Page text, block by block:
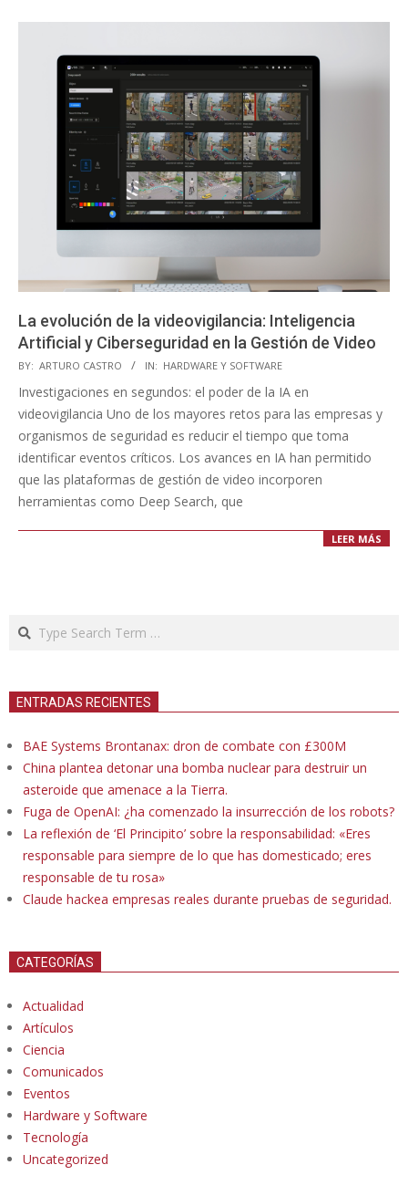
La evolución de la videovigilancia: Inteligencia
Artificial y Ciberseguridad en la Gestión de Video
2025-
02-
10
BY: ARTURO CASTRO IN: HARDWARE Y SOFTWARE
Investigaciones en segundos: el poder de la IA en
videovigilancia Uno de los mayores retos para las empresas y
organismos de seguridad es reducir el tiempo que toma
identificar eventos críticos. Los avances en IA han permitido
que las plataformas de gestión de video incorporen
herramientas como Deep Search, que
LEER MÁS
Search
ENTRADAS RECIENTES
BAE Systems Brontanax: dron de combate con £300M
China plantea detonar una bomba nuclear para destruir un
asteroide que amenace a la Tierra.
Fuga de OpenAI: ¿ha comenzado la insurrección de los robots?
La reflexión de ‘El Principito’ sobre la responsabilidad: «Eres
responsable para siempre de lo que has domesticado; eres
responsable de tu rosa»
Claude hackea empresas reales durante pruebas de seguridad.
CATEGORÍAS
Actualidad
Artículos
Ciencia
Comunicados
Eventos
Hardware y Software
Tecnología
Uncategorized